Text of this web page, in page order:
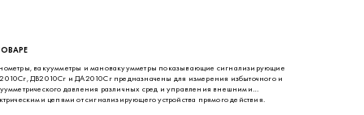
вакуумметры и мановакуумметры показывающие сигнализирующие
ДВ2010Сг и ДА2010Сг предназначены для измерения избыточного и
давления различных сред и управления внешними